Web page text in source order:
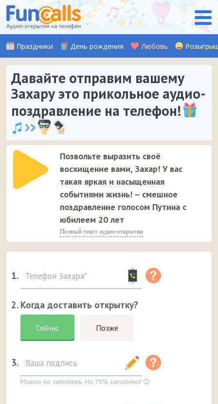
Праздники День рождения Любовь
Давайте отправим вашему
Захару это прикольное аудио-
поздравление на телефон!
Позвольте выразить своё
восхищение вами, Захар! У вас
такая яркая и насыщенная
событиями жизнь! – смешное
поздравление голосом Путина с
юбилеем 20 лет
Полный текст аудио-открытки
1.
2. Когда доставить открытку?
Сейчас Позже
3.
Можно не заполнять. Но 78% заполняют 😉